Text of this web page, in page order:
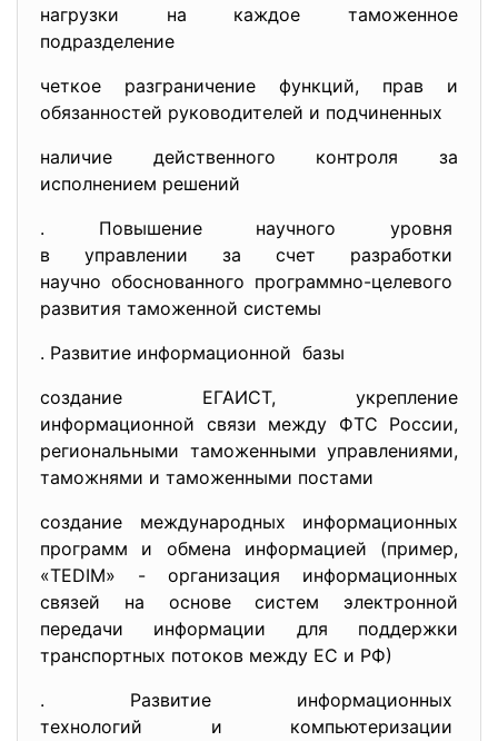
нагрузки на каждое таможенное
подразделение
четкое разграничение функций, прав и
обязанностей руководителей и подчиненных
наличие действенного контроля за
исполнением решений
. Повышение научного уровня
в управлении за счет разработки
научно обоснованного программно-целевого
развития таможенной системы
. Развитие информационной базы
создание ЕГАИСТ, укрепление
информационной связи между ФТС России,
региональными таможенными управлениями,
таможнями и таможенными постами
создание международных информационных
программ и обмена информацией (пример,
«TEDIM» - организация информационных
связей на основе систем электронной
передачи информации для поддержки
транспортных потоков между ЕС и РФ)
. Развитие информационных
технологий и компьютеризации